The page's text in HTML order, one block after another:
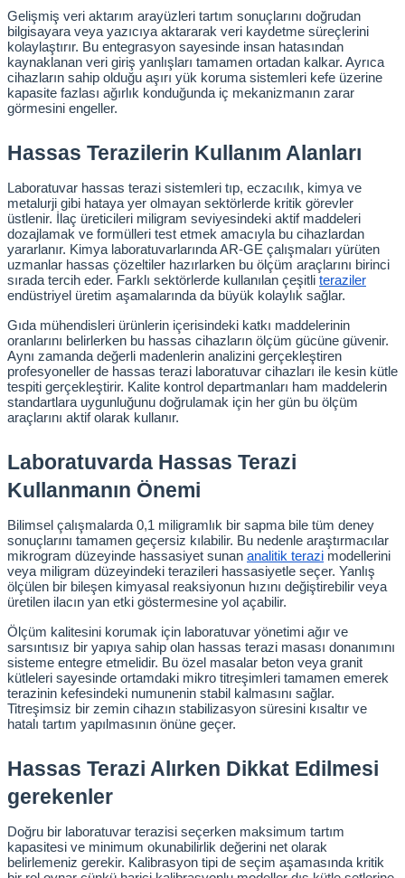
Bulaşık Yıkama Makineleri
Öğütücü ve Mikserler
Küvetleri
Gelişmiş veri aktarım arayüzleri tartım sonuçlarını doğrudan
bilgisayara veya yazıcıya aktararak veri kaydetme süreçlerini
kolaylaştırır. Bu entegrasyon sayesinde insan hatasından
kaynaklanan veri giriş yanlışları tamamen ortadan kalkar. Ayrıca
cihazların sahip olduğu aşırı yük koruma sistemleri kefe üzerine
kapasite fazlası ağırlık konduğunda iç mekanizmanın zarar
görmesini engeller.
Hassas Terazilerin Kullanım Alanları
Laboratuvar hassas terazi sistemleri tıp, eczacılık, kimya ve
metalurji gibi hataya yer olmayan sektörlerde kritik görevler
üstlenir. İlaç üreticileri miligram seviyesindeki aktif maddeleri
dozajlamak ve formülleri test etmek amacıyla bu cihazlardan
yararlanır. Kimya laboratuvarlarında AR-GE çalışmaları yürüten
uzmanlar hassas çözeltiler hazırlarken bu ölçüm araçlarını birinci
sırada tercih eder. Farklı sektörlerde kullanılan çeşitli teraziler
endüstriyel üretim aşamalarında da büyük kolaylık sağlar.
Gıda mühendisleri ürünlerin içerisindeki katkı maddelerinin
oranlarını belirlerken bu hassas cihazların ölçüm gücüne güvenir.
Aynı zamanda değerli madenlerin analizini gerçekleştiren
profesyoneller de hassas terazi laboratuvar cihazları ile kesin kütle
tespiti gerçekleştirir. Kalite kontrol departmanları ham maddelerin
standartlara uygunluğunu doğrulamak için her gün bu ölçüm
araçlarını aktif olarak kullanır.
Laboratuvarda Hassas Terazi
Kullanmanın Önemi
Bilimsel çalışmalarda 0,1 miligramlık bir sapma bile tüm deney
sonuçlarını tamamen geçersiz kılabilir. Bu nedenle araştırmacılar
mikrogram düzeyinde hassasiyet sunan analitik terazi modellerini
veya miligram düzeyindeki terazileri hassasiyetle seçer. Yanlış
ölçülen bir bileşen kimyasal reaksiyonun hızını değiştirebilir veya
üretilen ilacın yan etki göstermesine yol açabilir.
Ölçüm kalitesini korumak için laboratuvar yönetimi ağır ve
sarsıntısız bir yapıya sahip olan hassas terazi masası donanımını
sisteme entegre etmelidir. Bu özel masalar beton veya granit
kütleleri sayesinde ortamdaki mikro titreşimleri tamamen emerek
terazinin kefesindeki numunenin stabil kalmasını sağlar.
Titreşimsiz bir zemin cihazın stabilizasyon süresini kısaltır ve
hatalı tartım yapılmasının önüne geçer.
Hassas Terazi Alırken Dikkat Edilmesi
gerekenler
Doğru bir laboratuvar terazisi seçerken maksimum tartım
kapasitesi ve minimum okunabilirlik değerini net olarak
belirlemeniz gerekir. Kalibrasyon tipi de seçim aşamasında kritik